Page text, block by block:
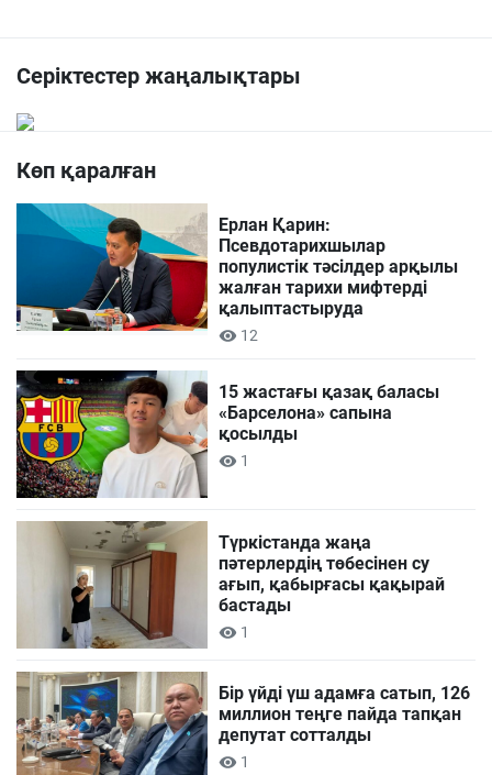
Серіктестер жаңалықтары
Көп қаралған
Ерлан Қарин:
Псевдотарихшылар
популистік тәсілдер арқылы
жалған тарихи мифтерді
қалыптастыруда
12
15 жастағы қазақ баласы
«Барселона» сапына
қосылды
1
Түркістанда жаңа
пәтерлердің төбесінен су
ағып, қабырғасы қақырай
бастады
1
Бір үйді үш адамға сатып, 126
миллион теңге пайда тапқан
депутат сотталды
1